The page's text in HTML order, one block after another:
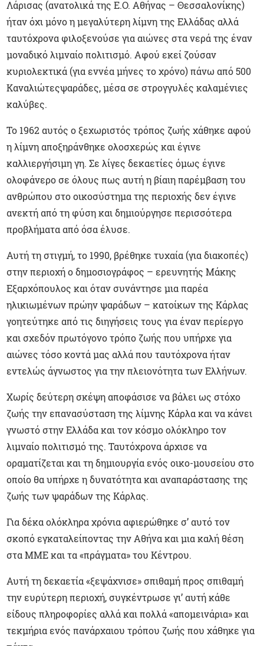
Λάρισας (ανατολικά της Ε.Ο. Αθήνας – Θεσσαλονίκης)
ήταν όχι μόνο η μεγαλύτερη λίμνη της Ελλάδας αλλά
ταυτόχρονα φιλοξενούσε για αιώνες στα νερά της έναν
μοναδικό λιμναίο πολιτισμό. Αφού εκεί ζούσαν
κυριολεκτικά (για εννέα μήνες το χρόνο) πάνω από 500
Καναλιώτεςψαράδες, μέσα σε στρογγυλές καλαμένιες
καλύβες.
Το 1962 αυτός ο ξεχωριστός τρόπος ζωής χάθηκε αφού
η λίμνη αποξηράνθηκε ολοσχερώς και έγινε
καλλιεργήσιμη γη. Σε λίγες δεκαετίες όμως έγινε
ολοφάνερο σε όλους πως αυτή η βίαιη παρέμβαση του
ανθρώπου στο οικοσύστημα της περιοχής δεν έγινε
ανεκτή από τη φύση και δημιούργησε περισσότερα
προβλήματα από όσα έλυσε.
Αυτή τη στιγμή, το 1990, βρέθηκε τυχαία (για διακοπές)
στην περιοχή ο δημοσιογράφος – ερευνητής Μάκης
Εξαρχόπουλος και όταν συνάντησε μια παρέα
ηλικιωμένων πρώην ψαράδων – κατοίκων της Κάρλας
γοητεύτηκε από τις διηγήσεις τους για έναν περίεργο
και σχεδόν πρωτόγονο τρόπο ζωής που υπήρχε για
αιώνες τόσο κοντά μας αλλά που ταυτόχρονα ήταν
εντελώς άγνωστος για την πλειονότητα των Ελλήνων.
Χωρίς δεύτερη σκέψη αποφάσισε να βάλει ως στόχο
ζωής την επανασύσταση της λίμνης Κάρλα και να κάνει
γνωστό στην Ελλάδα και τον κόσμο ολόκληρο τον
λιμναίο πολιτισμό της. Ταυτόχρονα άρχισε να
οραματίζεται και τη δημιουργία ενός οικο-μουσείου στο
οποίο θα υπήρχε η δυνατότητα και αναπαράστασης της
ζωής των ψαράδων της Κάρλας.
Για δέκα ολόκληρα χρόνια αφιερώθηκε σ’ αυτό τον
σκοπό εγκαταλείποντας την Αθήνα και μια καλή θέση
στα ΜΜΕ και τα «πράγματα» του Κέντρου.
Αυτή τη δεκαετία «ξεψάχνισε» σπιθαμή προς σπιθαμή
την ευρύτερη περιοχή, συγκέντρωσε γι’ αυτή κάθε
είδους πληροφορίες αλλά και πολλά «απομεινάρια» και
τεκμήρια ενός πανάρχαιου τρόπου ζωής που χάθηκε για